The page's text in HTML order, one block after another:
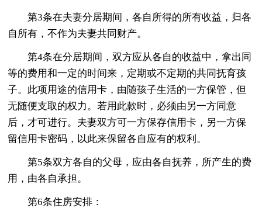
第3条在夫妻分居期间，各自所得的所有收益，归各
自所有，不作为夫妻共同财产。
第4条在分居期间，双方应从各自的收益中，拿出同
等的费用和一定的时间来，定期或不定期的共同抚育孩
子。此项用途的信用卡，由随孩子生活的一方保管，但
无随便支取的权力。若用此款时，必须由另一方同意
后，才可进行。夫妻双方可一方保存信用卡，另一方保
留信用卡密码，以此来保留各自应有的权利。
第5条双方各自的父母，应由各自抚养，所产生的费
用，由各自承担。
第6条住房安排：